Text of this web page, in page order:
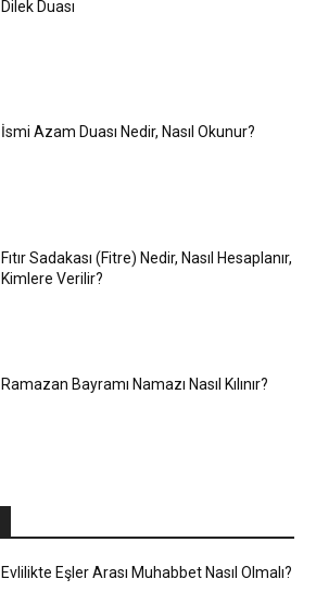
Dilek Duası
İsmi Azam Duası Nedir, Nasıl Okunur?
Fıtır Sadakası (Fitre) Nedir, Nasıl Hesaplanır,
Kimlere Verilir?
Ramazan Bayramı Namazı Nasıl Kılınır?
Evlilikte Eşler Arası Muhabbet Nasıl Olmalı?